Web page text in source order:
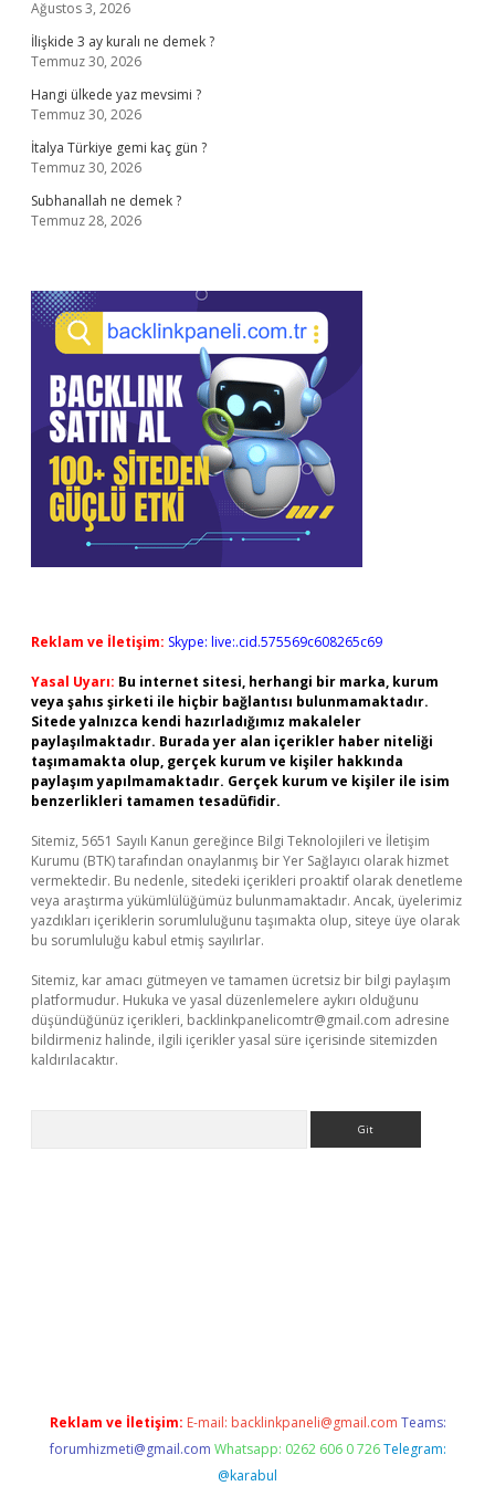
Ağustos 3, 2026
İlişkide 3 ay kuralı ne demek ?
Temmuz 30, 2026
Hangi ülkede yaz mevsimi ?
Temmuz 30, 2026
İtalya Türkiye gemi kaç gün ?
Temmuz 30, 2026
Subhanallah ne demek ?
Temmuz 28, 2026
Reklam ve İletişim: Skype: live:.cid.575569c608265c69
Yasal Uyarı: Bu internet sitesi, herhangi bir marka, kurum
veya şahıs şirketi ile hiçbir bağlantısı bulunmamaktadır.
Sitede yalnızca kendi hazırladığımız makaleler
paylaşılmaktadır. Burada yer alan içerikler haber niteliği
taşımamakta olup, gerçek kurum ve kişiler hakkında
paylaşım yapılmamaktadır. Gerçek kurum ve kişiler ile isim
benzerlikleri tamamen tesadüfidir.
Sitemiz, 5651 Sayılı Kanun gereğince Bilgi Teknolojileri ve İletişim
Kurumu (BTK) tarafından onaylanmış bir Yer Sağlayıcı olarak hizmet
vermektedir. Bu nedenle, sitedeki içerikleri proaktif olarak denetleme
veya araştırma yükümlülüğümüz bulunmamaktadır. Ancak, üyelerimiz
yazdıkları içeriklerin sorumluluğunu taşımakta olup, siteye üye olarak
bu sorumluluğu kabul etmiş sayılırlar.
Sitemiz, kar amacı gütmeyen ve tamamen ücretsiz bir bilgi paylaşım
platformudur. Hukuka ve yasal düzenlemelere aykırı olduğunu
düşündüğünüz içerikleri, backlinkpanelicomtr@gmail.com adresine
bildirmeniz halinde, ilgili içerikler yasal süre içerisinde sitemizden
kaldırılacaktır.
Reklam ve İletişim: E-mail: backlinkpaneli@gmail.com Teams:
forumhizmeti@gmail.com Whatsapp: 0262 606 0 726 Telegram:
@karabul